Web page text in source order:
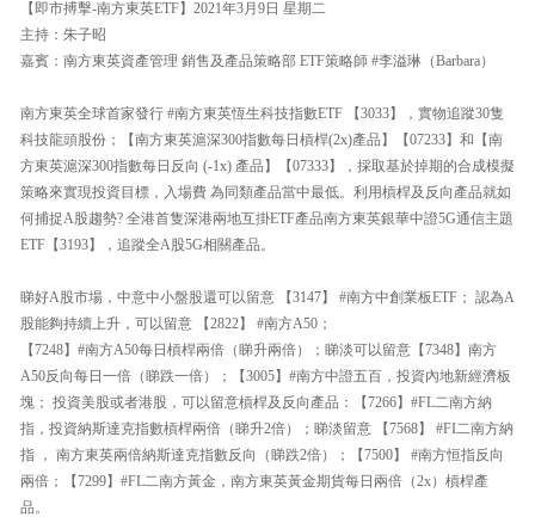
【即市搏擊-南方東英ETF】2021年3月9日 星期二
主持：朱子昭
嘉賓：南方東英資產管理 銷售及產品策略部 ETF策略師 #李溢琳（Barbara）
南方東英全球首家發行 #南方東英恆生科技指數ETF 【3033】，實物追蹤30隻
科技龍頭股份；【南方東英滬深300指數每日槓桿(2x)產品】【07233】和【南
方東英滬深300指數每日反向 (-1x) 產品】【07333】，採取基於掉期的合成模擬
策略來實現投資目標，入場費 為同類產品當中最低。利用槓桿及反向產品就如
何捕捉A股趨勢? 全港首隻深港兩地互掛ETF產品南方東英銀華中證5G通信主題
ETF【3193】，追蹤全A股5G相關產品。
睇好A股市場，中意中小盤股還可以留意 【3147】 #南方中創業板ETF； 認為A
股能夠持續上升，可以留意 【2822】 #南方A50；
【7248】#南方A50每日槓桿兩倍（睇升兩倍）；睇淡可以留意【7348】南方
A50反向每日一倍（睇跌一倍）；【3005】#南方中證五百，投資內地新經濟板
塊； 投資美股或者港股，可以留意槓桿及反向產品：【7266】#FL二南方納
指，投資納斯達克指數槓桿兩倍（睇升2倍）；睇淡留意 【7568】 #FI二南方納
指 ， 南方東英兩倍納斯達克指數反向（睇跌2倍）；【7500】 #南方恒指反向
兩倍；【7299】#FL二南方黃金，南方東英黃金期貨每日兩倍（2x）槓桿產
品。